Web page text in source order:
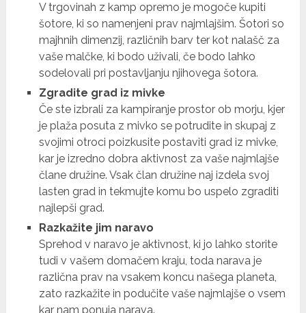
V trgovinah z kamp opremo je mogoče kupiti
šotore, ki so namenjeni prav najmlajšim. Šotori so
majhnih dimenzij, različnih barv ter kot nalašč za
vaše malčke, ki bodo uživali, če bodo lahko
sodelovali pri postavljanju njihovega šotora.
Zgradite grad iz mivke
Če ste izbrali za kampiranje prostor ob morju, kjer
je plaža posuta z mivko se potrudite in skupaj z
svojimi otroci poizkusite postaviti grad iz mivke,
kar je izredno dobra aktivnost za vaše najmlajše
člane družine. Vsak član družine naj izdela svoj
lasten grad in tekmujte komu bo uspelo zgraditi
najlepši grad.
Razkažite jim naravo
Sprehod v naravo je aktivnost, ki jo lahko storite
tudi v vašem domačem kraju, toda narava je
različna prav na vsakem koncu našega planeta,
zato razkažite in podučite vaše najmlajše o vsem
kar nam ponuja narava.